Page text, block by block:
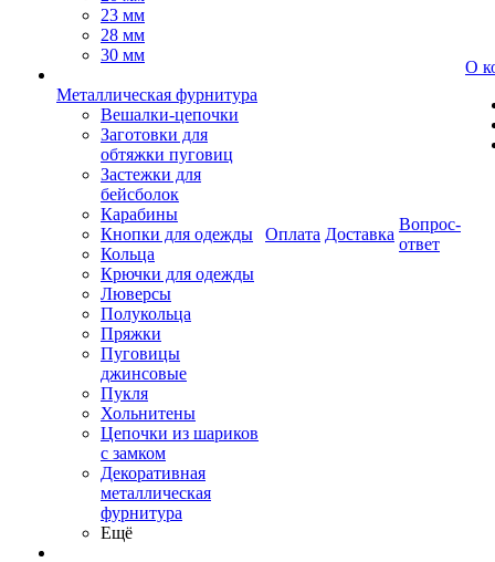
23 мм
28 мм
30 мм
Металлическая фурнитура
Вешалки-цепочки
Заготовки для
обтяжки пуговиц
Застежки для
бейсболок
Карабины
Кнопки для одежды
Кольца
Крючки для одежды
Люверсы
Полукольца
Пряжки
Пуговицы
джинсовые
Пукля
Хольнитены
Цепочки из шариков
с замком
Декоративная
металлическая
фурнитура
Ещё
Оплата Доставка
Вопрос-
ответ
О